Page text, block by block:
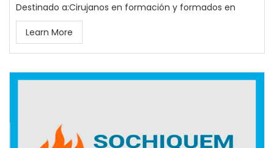
Destinado a:Cirujanos en formación y formados en
Learn More